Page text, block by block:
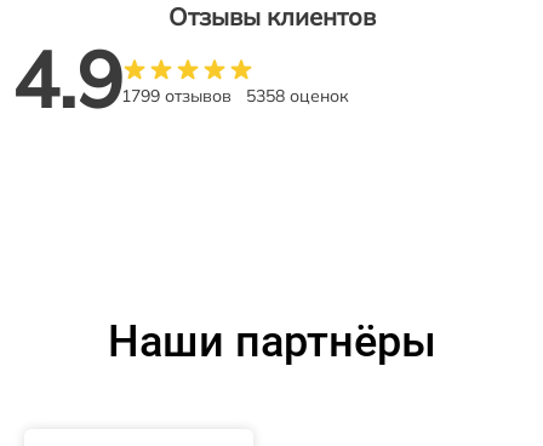
Отзывы клиентов
4.91799 отзывов 5358 оценок
Наши партнёры